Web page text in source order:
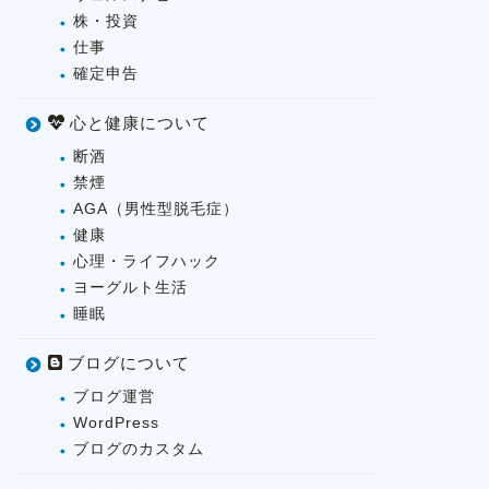
株・投資
仕事
確定申告
心と健康について
断酒
禁煙
AGA（男性型脱毛症）
健康
心理・ライフハック
ヨーグルト生活
睡眠
ブログについて
ブログ運営
WordPress
ブログのカスタム